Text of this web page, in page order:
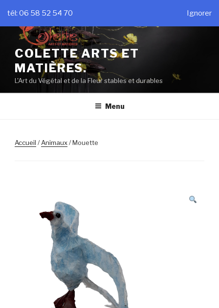
contenu
principal
COLETTE ARTS ET
MATIÈRES.
L'Art du Végétal et de la Fleur stables et durables
Menu
Accueil /Animaux/ Mouette
tél: 06 58 52 54 70 Ignorer